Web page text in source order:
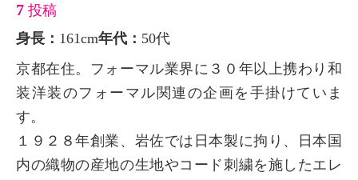
7 投稿
身長： 161cm年代： 50代
京都在住。フォーマル業界に３０年以上携わり和
装洋装のフォーマル関連の企画を手掛けていま
す。
１９２８年創業、岩佐では日本製に拘り、日本国
内の織物の産地の生地やコード刺繍を施したエレ